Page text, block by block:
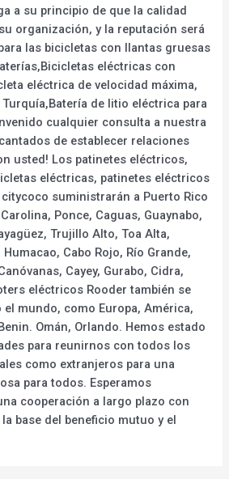
a su principio de que la calidad
organización, y la reputación será
las bicicletas con llantas gruesas
eléctricas con
eléctrica de velocidad máxima,
de litio eléctrica para
cualquier consulta a nuestra
de establecer relaciones
usted! Los patinetes eléctricos,
eléctricas, patinetes eléctricos
suministrarán a Puerto Rico
Ponce, Caguas, Guaynabo,
Trujillo Alto, Toa Alta,
Cabo Rojo, Río Grande,
Cayey, Gurabo, Cidra,
eléctricos Rooder también se
mundo, como Europa, América,
Omán, Orlando. Hemos estado
para reunirnos con todos los
como extranjeros para una
para todos. Esperamos
cooperación a largo plazo con
base del beneficio mutuo y el